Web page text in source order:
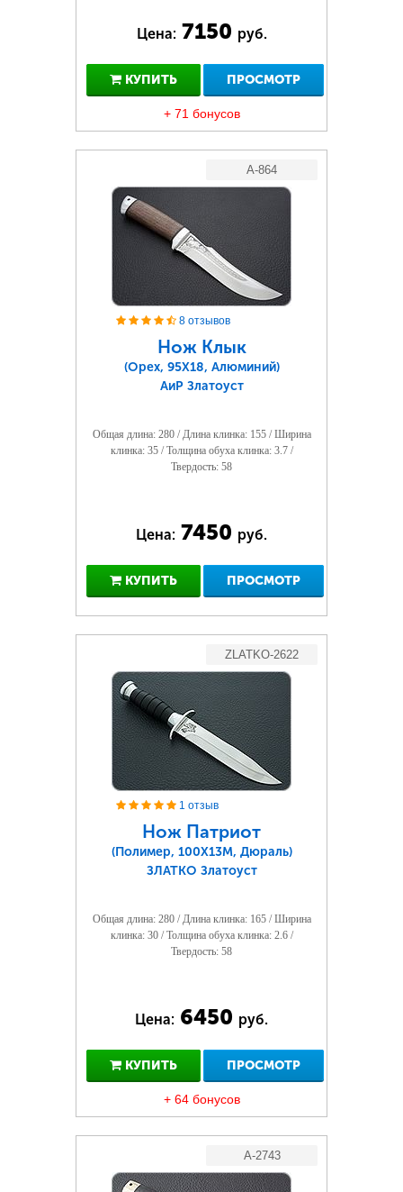
Цена: 7150 руб.
КУПИТЬ ПРОСМОТР
+ 71 бонусов
A-864
8 отзывов
Нож Клык
(Орех, 95Х18, Алюминий)
АиР Златоуст
Общая длина: 280 / Длина клинка: 155 / Ширина
клинка: 35 / Толщина обуха клинка: 3.7 /
Твердость: 58
Цена: 7450 руб.
КУПИТЬ ПРОСМОТР
ZLATKO-2622
1 отзыв
Нож Патриот
(Полимер, 100Х13М, Дюраль)
ЗЛАТКО Златоуст
Общая длина: 280 / Длина клинка: 165 / Ширина
клинка: 30 / Толщина обуха клинка: 2.6 /
Твердость: 58
Цена: 6450 руб.
КУПИТЬ ПРОСМОТР
+ 64 бонусов
A-2743